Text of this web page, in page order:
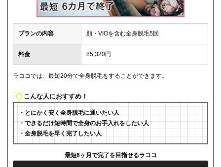
プランの内容 顔・VIOを含む全身脱毛5回
料金 85,320円
ラココでは、最短20分で全身脱毛をすることができます。
こんな人におすすめ！
・とにかく安く全身脱毛に通いたい人
・できるだけ短時間で全身のお手入れをしたい人
・全身脱毛を早く完了したい人
最短6ヶ月で完了を目指せるラココ